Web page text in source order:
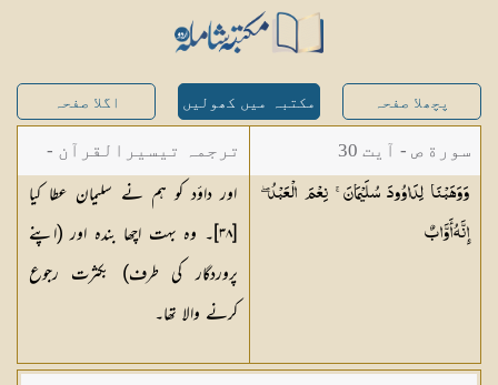
پچھلا صفحہ مکتبہ میں کھولیں اگلا صفحہ
سورة ص - آیت 30
وَوَهَبْنَا لِدَاوُودَ سُلَيْمَانَ ۚ نِعْمَ الْعَبْدُ ۖ
إِنَّهُأَوَّابٌ
ترجمہ تیسیرالقرآن -
مولانا عبد الرحمن
کیلانی
اور داؤد کو ہم نے سلیمان عطا کیا
[٣٨]۔ وہ بہت اچھا بندہ اور (اپنے
پروردگار کی طرف) بکثرت رجوع
کرنے والا تھا۔